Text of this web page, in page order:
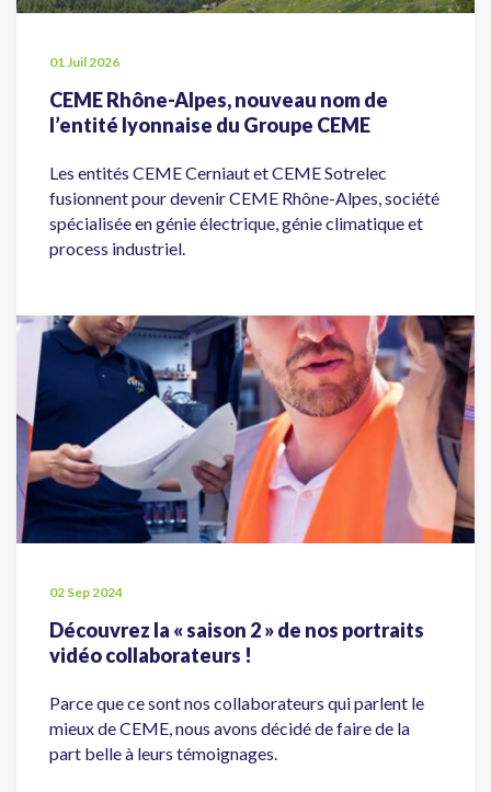
01 Juil 2026
CEME Rhône-Alpes, nouveau nom de
l’entité lyonnaise du Groupe CEME
Les entités CEME Cerniaut et CEME Sotrelec
fusionnent pour devenir CEME Rhône-Alpes, société
spécialisée en génie électrique, génie climatique et
process industriel.
02 Sep 2024
Découvrez la « saison 2 » de nos portraits
vidéo collaborateurs !
Parce que ce sont nos collaborateurs qui parlent le
mieux de CEME, nous avons décidé de faire de la
part belle à leurs témoignages.